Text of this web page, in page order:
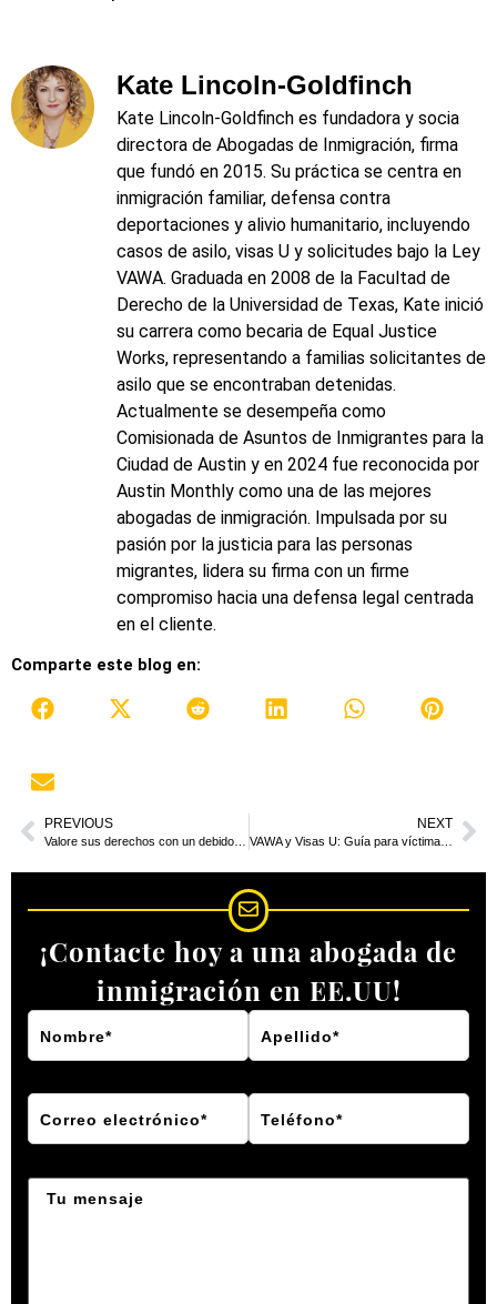
Kate Lincoln-Goldfinch
Kate Lincoln‑Goldfinch es fundadora y socia
directora de Abogadas de Inmigración, firma
que fundó en 2015. Su práctica se centra en
inmigración familiar, defensa contra
deportaciones y alivio humanitario, incluyendo
casos de asilo, visas U y solicitudes bajo la Ley
VAWA. Graduada en 2008 de la Facultad de
Derecho de la Universidad de Texas, Kate inició
su carrera como becaria de Equal Justice
Works, representando a familias solicitantes de
asilo que se encontraban detenidas.
Actualmente se desempeña como
Comisionada de Asuntos de Inmigrantes para la
Ciudad de Austin y en 2024 fue reconocida por
Austin Monthly como una de las mejores
abogadas de inmigración. Impulsada por su
pasión por la justicia para las personas
migrantes, lidera su firma con un firme
compromiso hacia una defensa legal centrada
en el cliente.
Comparte este blog en:
PREVIOUS NEXT
VAWA y Visas U: Guía para víctimas inmigrantes de delitos
¡Contacte hoy a una abogada de
inmigración en EE.UU!